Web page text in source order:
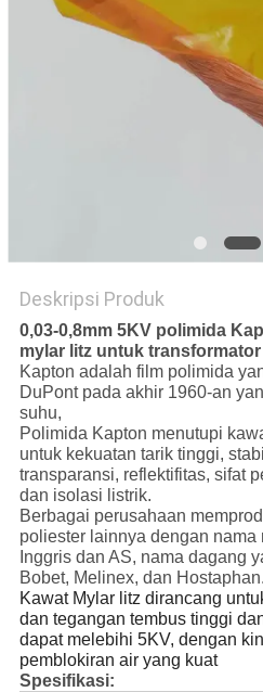
PRIVACY
Deskripsi Produk
0,03-0,8mm 5KV polimida
mylar litz untuk
Kapton adalah film polimida
DuPont pada akhir 1960-an
suhu,
Polimida Kapton menutupi
untuk kekuatan tarik tinggi,
transparansi, reflektifitas, sifat
dan isolasi listrik.
Berbagai perusahaan
poliester lainnya dengan nama
Inggris dan AS, nama dagang
Bobet, Melinex, dan Hostaphan.
Kawat Mylar litz dirancang
dan tegangan tembus tinggi
dapat melebihi 5KV, dengan
pemblokiran air yang kuat
Spesifikasi: